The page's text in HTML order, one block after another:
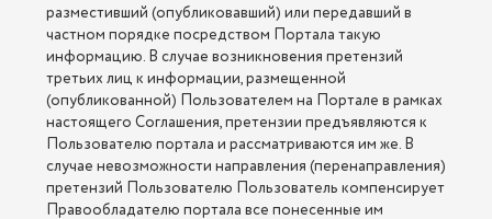
разместивший (опубликовавший) или передавший в
частном порядке посредством Портала такую
информацию. В случае возникновения претензий
третьих лиц к информации, размещенной
(опубликованной) Пользователем на Портале в рамках
настоящего Соглашения, претензии предъявляются к
Пользователю портала и рассматриваются им же. В
случае невозможности направления (перенаправления)
претензий Пользователю Пользователь компенсирует
Правообладателю портала все понесенные им